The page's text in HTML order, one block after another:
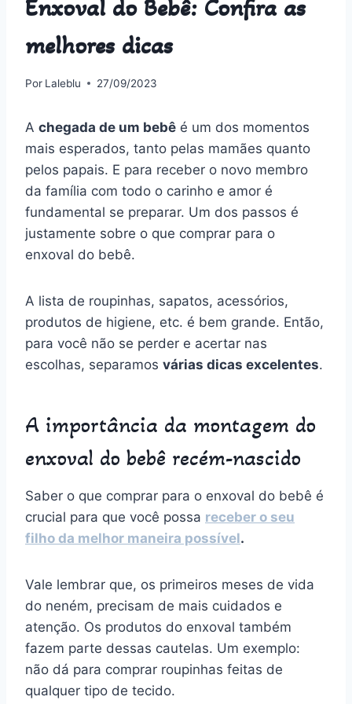
Enxoval do Bebê: Confira as
melhores dicas
Por Laleblu 27/09/2023
A chegada de um bebê é um dos momentos
mais esperados, tanto pelas mamães quanto
pelos papais. E para receber o novo membro
da família com todo o carinho e amor é
fundamental se preparar. Um dos passos é
justamente sobre o que comprar para o
enxoval do bebê.
A lista de roupinhas, sapatos, acessórios,
produtos de higiene, etc. é bem grande. Então,
para você não se perder e acertar nas
escolhas, separamos várias dicas excelentes.
A importância da montagem do
enxoval do bebê recém-nascido
Saber o que comprar para o enxoval do bebê é
crucial para que você possa receber o seu
filho da melhor maneira possível.
Vale lembrar que, os primeiros meses de vida
do neném, precisam de mais cuidados e
atenção. Os produtos do enxoval também
fazem parte dessas cautelas. Um exemplo:
não dá para comprar roupinhas feitas de
qualquer tipo de tecido.